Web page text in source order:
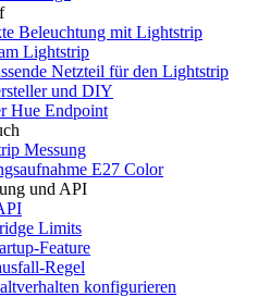
Beleuchtung mit Lightstrip
Lightstrip
Netzteil für den Lightstrip
und DIY
Hue Endpoint
Messung
E27 Color
und API
Limits
Feature
Regel
konfigurieren